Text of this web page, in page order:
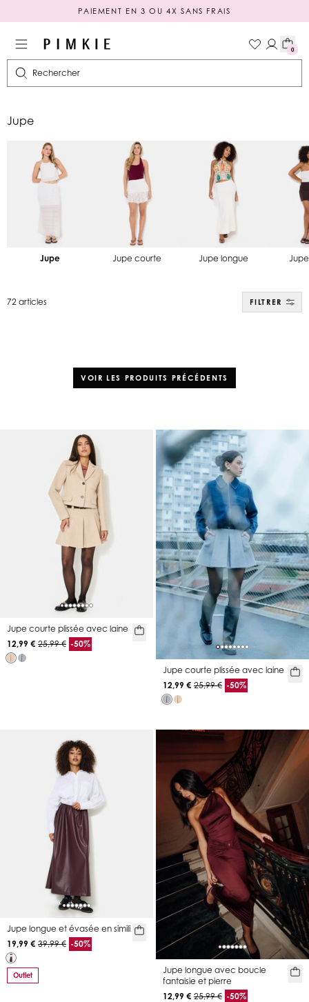
PAIEMENT EN 3 OU 4X SANS FRAIS
0
Rechercher
Jupe
Jupe Jupe courte Jupe longue
72 articles FILTRER
VOIR LES PRODUITS PRÉCÉDENTS
Jupe courte plissée avec laine
12,99 € 25,99 € -50%
Jupe courte plissée avec laine
12,99 € 25,99 € -50%
Jupe longue et évasée en simili
19,99 € 39,99 € -50%
Outlet
Jupe longue avec boucle
fantaisie et pierre
12,99 € 25,99 € -50%